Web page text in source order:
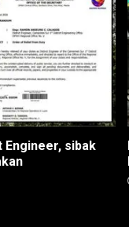
Engineer, sibak